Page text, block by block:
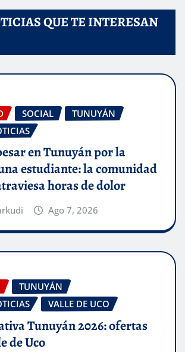
QUE TE INTERESAN
SOCIAL
TUNUYÁN
en Tunuyán por la
estudiante: la comunidad
horas de dolor
Ago 7, 2026
TUNUYÁN
VALLE DE UCO
Tunuyán 2026: ofertas
de Uco